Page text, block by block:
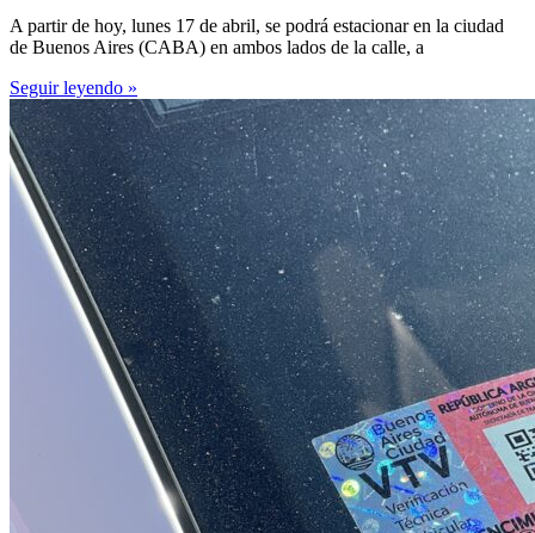
A partir de hoy, lunes 17 de abril, se podrá estacionar en la ciudad
de Buenos Aires (CABA) en ambos lados de la calle, a
Seguir leyendo »